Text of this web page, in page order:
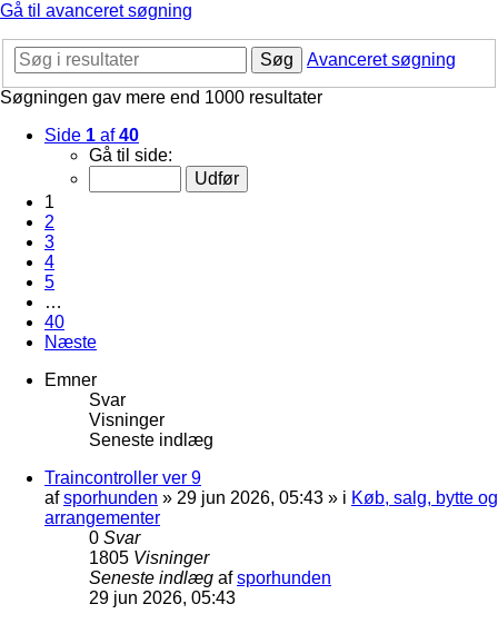
Gå til avanceret søgning
Søg
Avanceret søgning
Søgningen gav mere end 1000 resultater
Side 1 af40
Gå til side:
1
2
3
4
5
…
40
Næste
Emner
Svar
Visninger
Seneste indlæg
Traincontroller ver 9
afsporhunden » 29 jun 2026, 05:43 » i Køb, salg, bytte og
arrangementer
0 Svar
1805 Visninger
Seneste indlæg afsporhunden
29 jun 2026, 05:43